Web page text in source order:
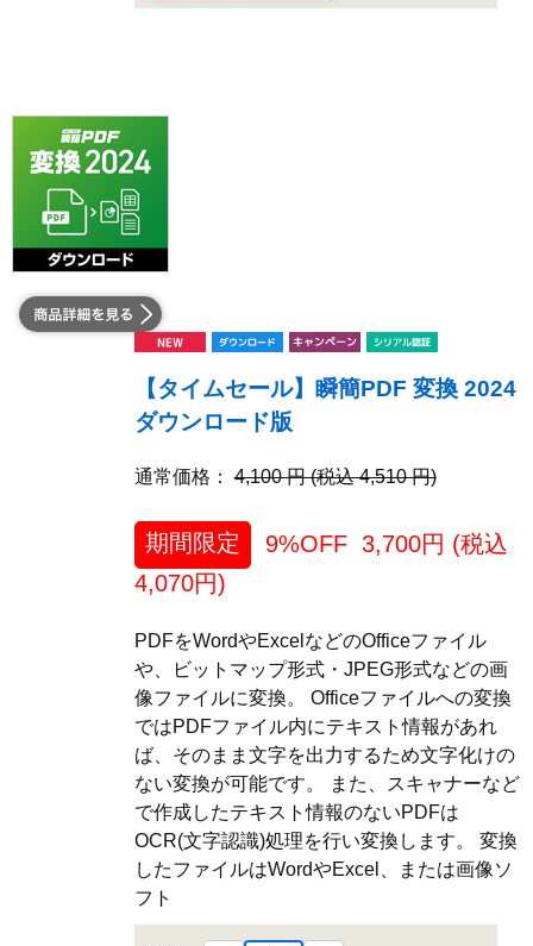
【タイムセール】瞬簡PDF 変換 2024
ダウンロード版
通常価格：4,100 円 (税込 4,510 円)
期間限定 9%OFF3,700円 (税込
4,070円)
PDFをWordやExcelなどのOfficeファイル
や、ビットマップ形式・JPEG形式などの画
像ファイルに変換。 Officeファイルへの変換
ではPDFファイル内にテキスト情報があれ
ば、そのまま文字を出力するため文字化けの
ない変換が可能です。 また、スキャナーなど
で作成したテキスト情報のないPDFは
OCR(文字認識)処理を行い変換します。 変換
したファイルはWordやExcel、または画像ソ
フト